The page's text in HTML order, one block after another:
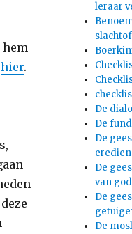
hem
hier.
leraar
De
De
De
De
van
De
De